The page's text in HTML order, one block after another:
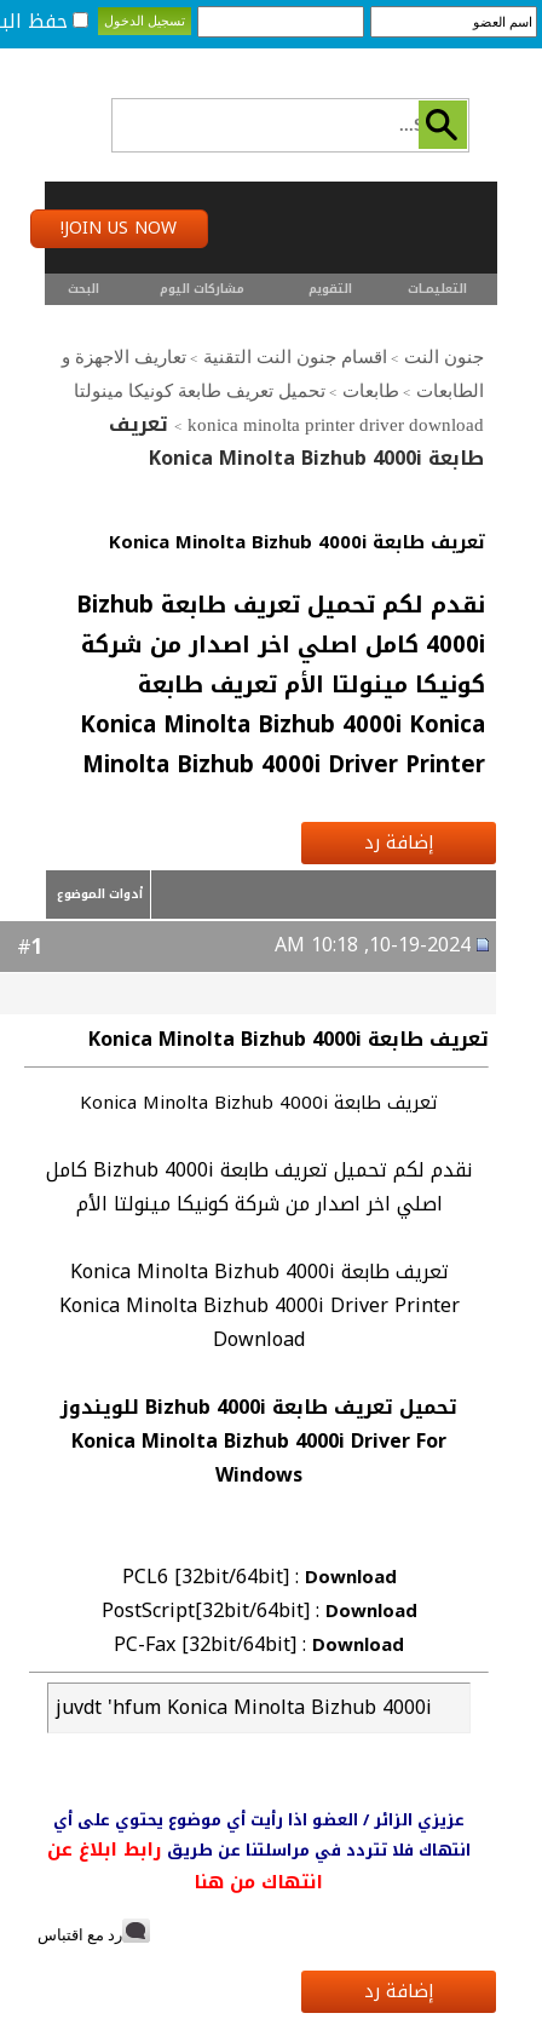
حفظ
JOIN US NOW!
التعليمـــات التقويم مشاركات اليوم البحث
جنون النت > اقسام جنون النت التقنية > تعاريف الاجهزة و
الطابعات > طابعات > تحميل تعريف طابعة كونيكا مينولتا
konica minolta printer driver download
> تعريف
طابعة Konica Minolta Bizhub 4000i
تعريف طابعة Konica Minolta Bizhub 4000i
نقدم لكم تحميل تعريف طابعة Bizhub
4000i كامل اصلي اخر اصدار من شركة
كونيكا مينولتا الأم تعريف طابعة
Konica Minolta Bizhub 4000i Konica
Minolta Bizhub 4000i Driver Printer
إضافة رد
أدوات الموضوع
1
تعريف طابعة Konica Minolta Bizhub 4000i
تعريف طابعة Konica Minolta Bizhub 4000i
نقدم لكم تحميل تعريف طابعة Bizhub 4000i كامل
اصلي اخر اصدار من شركة كونيكا مينولتا الأم
تعريف طابعة Konica Minolta Bizhub 4000i
Konica Minolta Bizhub 4000i Driver Printer
Download
تحميل تعريف طابعة Bizhub 4000i للويندوز
Konica Minolta Bizhub 4000i Driver For
Windows
PCL6 [32bit/64bit] : Download
PostScript[32bit/64bit] : Download
PC-Fax [32bit/64bit] : Download
juvdt 'hfum Konica Minolta Bizhub 4000i
عزيزي الزائر / العضو اذا رأيت أي موضوع يحتوي على أي
انتهاك فلا تتردد في مراسلتنا عن طريق رابط ابلاغ عن
انتهاك من هنا
رد مع اقتباس
إضافة رد